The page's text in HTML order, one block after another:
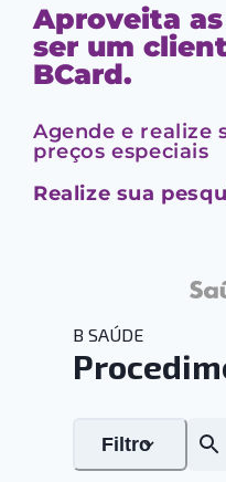
Aproveita
ser um
BCard.
Agende e realize
preços especiais
Realize sua